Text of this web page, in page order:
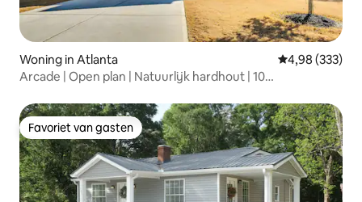
Woning in Atlanta Gemiddelde
4,98 (333)
Arcade | Open plan | Natuurlijk hardhout | 10
Favoriet van gasten
Favoriet van gasten